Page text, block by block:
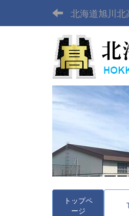
北海道旭川北
トップペ
ージ